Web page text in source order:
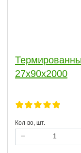
27x90х2000
Кол-во, шт.